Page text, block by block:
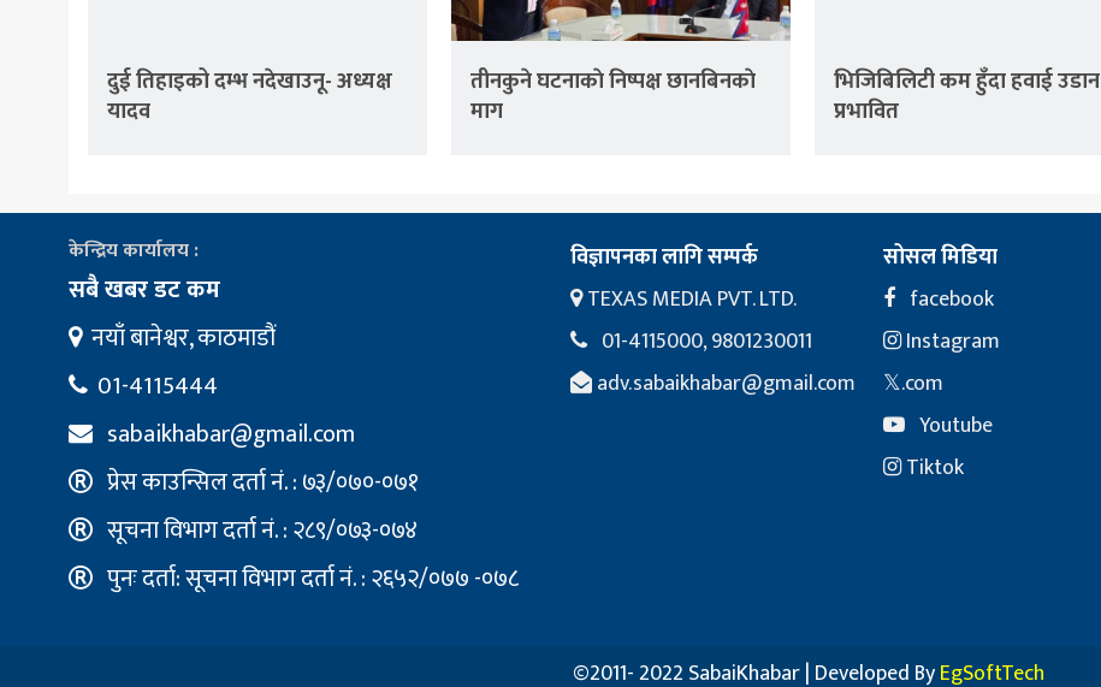
दुई तिहाइको दम्भ नदेखाउनू- अध्यक्ष
यादव
तीनकुने घटनाकाे निष्पक्ष छानबिनकाे
माग
भिजिबिलिटी कम हुँदा हवाई उडान
प्रभावित
केन्द्रिय कार्यालय :
सबै खबर डट कम
नयाँ बानेश्वर, काठमाडौं
01-4115444
sabaikhabar@gmail.com
प्रेस काउन्सिल दर्ता नं. : ७३/०७०-०७१
सूचना विभाग दर्ता नं. : २८९/०७३-०७४
पुनः दर्ता: सूचना विभाग दर्ता नं. : २६५२/०७७ -०७८
विज्ञापनका लागि सम्पर्क
TEXAS MEDIA PVT. LTD.
01-4115000, 9801230011
adv.sabaikhabar@gmail.com
सोसल मिडिया
facebook
Instagram
𝕏.com
Youtube
Tiktok
©2011- 2022 SabaiKhabar | Developed ByEgSoftTech